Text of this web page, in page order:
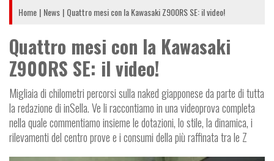
Home News Quattro mesi con la Kawasaki Z900RS SE: il video!
Quattro mesi con la Kawasaki
Z900RS SE: il video!
Migliaia di chilometri percorsi sulla naked giapponese da parte di tutta
la redazione di inSella. Ve li raccontiamo in una videoprova completa
nella quale commentiamo insieme le dotazioni, lo stile, la dinamica, i
rilevamenti del centro prove e i consumi della più raffinata tra le Z